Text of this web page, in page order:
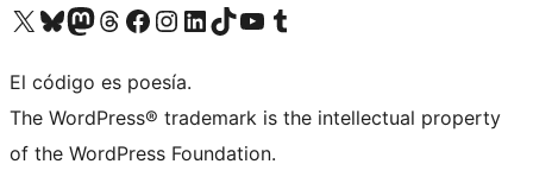
Visita nuestra cuenta de X (anteriormente Twitter)
Visita nuestra cuenta de Bluesky
Visita nuestra cuenta de Mastodon
Visita nuestra cuenta de Threads
Visita nuestra página de Facebook
Visita nuestra cuenta de Instagram
Visita nuestra cuenta de LinkedIn
Visita nuestra cuenta de TikTok
Visita nuestro canal de YouTube
Visita nuestra cuenta de Tumblr
El código es poesía.
The WordPress® trademark is the intellectual property
of the WordPress Foundation.